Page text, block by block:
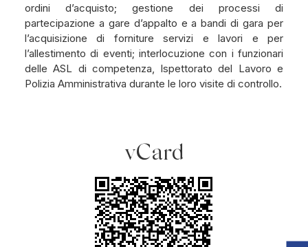
ordini d’acquisto; gestione dei processi di
partecipazione a gare d’appalto e a bandi di gara per
l’acquisizione di forniture servizi e lavori e per
l’allestimento di eventi; interlocuzione con i funzionari
delle ASL di competenza, Ispettorato del Lavoro e
Polizia Amministrativa durante le loro visite di controllo.
vCard